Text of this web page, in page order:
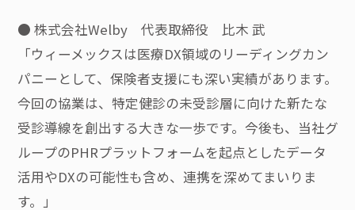
● 株式会社Welby 代表取締役 比木 武
「ウィーメックスは医療DX領域のリーディングカン
パニーとして、保険者支援にも深い実績があります。
今回の協業は、特定健診の未受診層に向けた新たな
受診導線を創出する大きな一歩です。今後も、当社グ
ループのPHRプラットフォームを起点としたデータ
活用やDXの可能性も含め、連携を深めてまいりま
す。」